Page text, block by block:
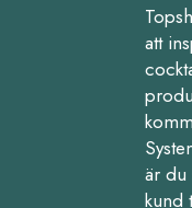
att
är du
kund